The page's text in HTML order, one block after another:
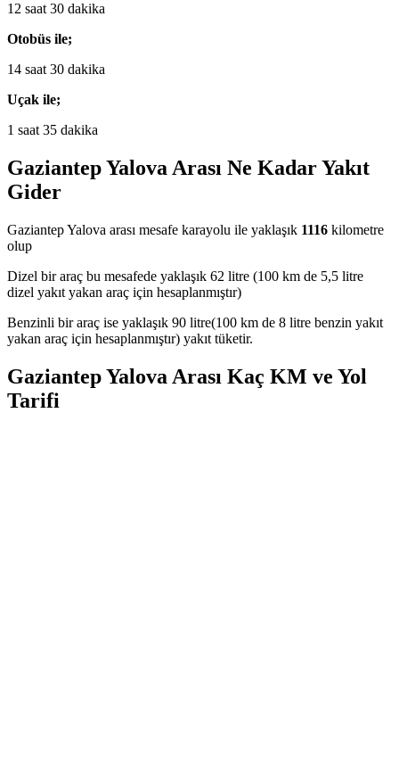
12 saat 30 dakika
Otobüs ile;
14 saat 30 dakika
Uçak ile;
1 saat 35 dakika
Gaziantep Yalova Arası Ne Kadar Yakıt
Gider
Gaziantep Yalova arası mesafe karayolu ile yaklaşık 1116 kilometre
olup
Dizel bir araç bu mesafede yaklaşık 62 litre (100 km de 5,5 litre
dizel yakıt yakan araç için hesaplanmıştır)
Benzinli bir araç ise yaklaşık 90 litre(100 km de 8 litre benzin yakıt
yakan araç için hesaplanmıştır) yakıt tüketir.
Gaziantep Yalova Arası Kaç KM ve Yol
Tarifi